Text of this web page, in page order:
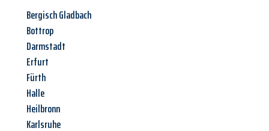
Bergisch Gladbach
Bottrop
Darmstadt
Erfurt
Fürth
Halle
Heilbronn
Karlsruhe